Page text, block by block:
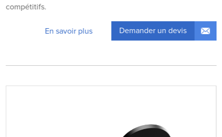
compétitifs.
En savoir plus Demander un devis